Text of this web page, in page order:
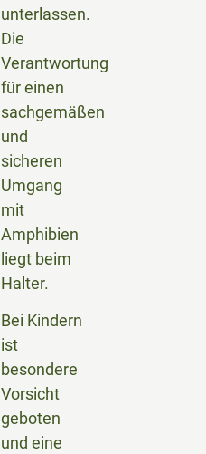
unterlassen.
Die
Verantwortung
für einen
sachgemäßen
und
sicheren
Umgang
mit
Amphibien
liegt beim
Halter.
Bei Kindern
ist
besondere
Vorsicht
geboten
und eine